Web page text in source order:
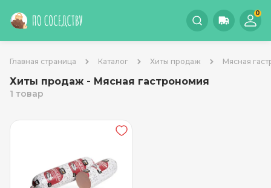
0
Главная страница Каталог Хиты продаж Мясная
Хиты продаж - Мясная гастрономия
1 товар